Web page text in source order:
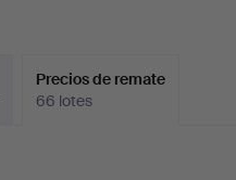
Precios de remate
66 lotes